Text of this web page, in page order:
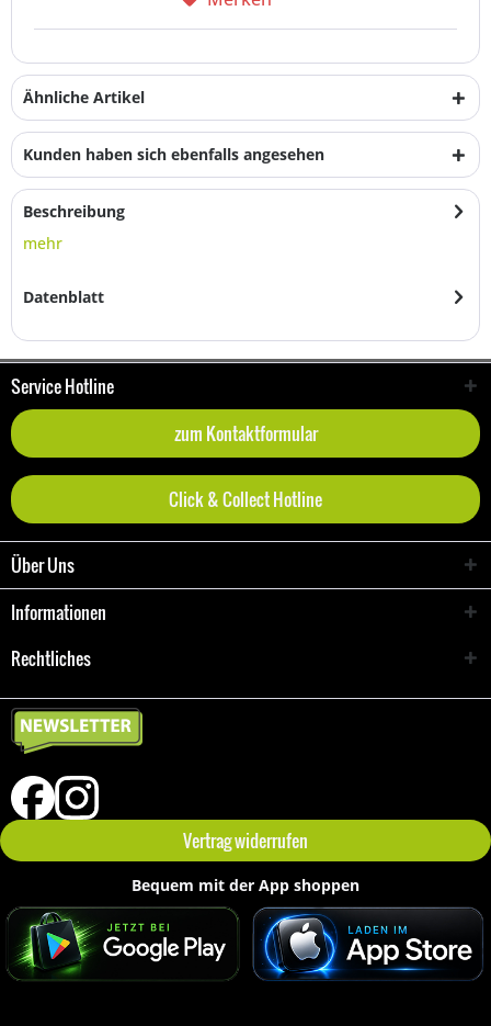
Ähnliche Artikel
Kunden haben sich ebenfalls angesehen
Beschreibung
mehr
Datenblatt
Service Hotline
zum Kontaktformular
Click & Collect Hotline
Über Uns
Informationen
Rechtliches
Vertrag widerrufen
Bequem mit der App shoppen